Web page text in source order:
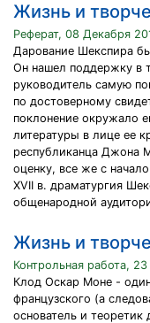
Жизнь и
Реферат, 08 Декабря
Дарование Шекспира
Он нашел поддержку в
руководитель самую
по достоверному
поклонение окружало
литературы в лице ее
республиканца Джона
оценку, все же с
XVII в. драматургия
общенародной
Жизнь и
Контрольная работа,
Клод Оскар Моне -
французского (а
основатель и теоретик